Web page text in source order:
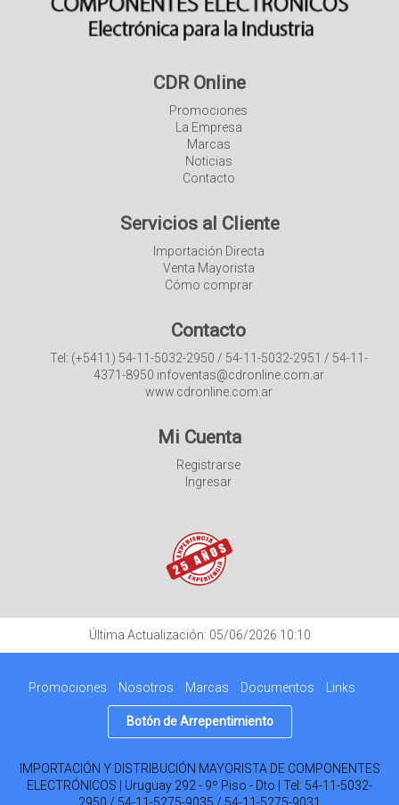
CDR Online
Promociones
La Empresa
Marcas
Noticias
Contacto
Servicios al Cliente
Importación Directa
Venta Mayorista
Cómo comprar
Contacto
Tel: (+5411) 54-11-5032-2950 / 54-11-5032-2951 / 54-11-
4371-8950 infoventas@cdronline.com.ar
www.cdronline.com.ar
Mi Cuenta
Registrarse
Ingresar
Última Actualización: 05/06/2026 10:10
Promociones Nosotros Marcas Documentos Links
Botón de Arrepentimiento
IMPORTACIÓN Y DISTRIBUCIÓN MAYORISTA DE COMPONENTES
ELECTRÓNICOS | Uruguay 292 - 9º Piso - Dto | Tel: 54-11-5032-